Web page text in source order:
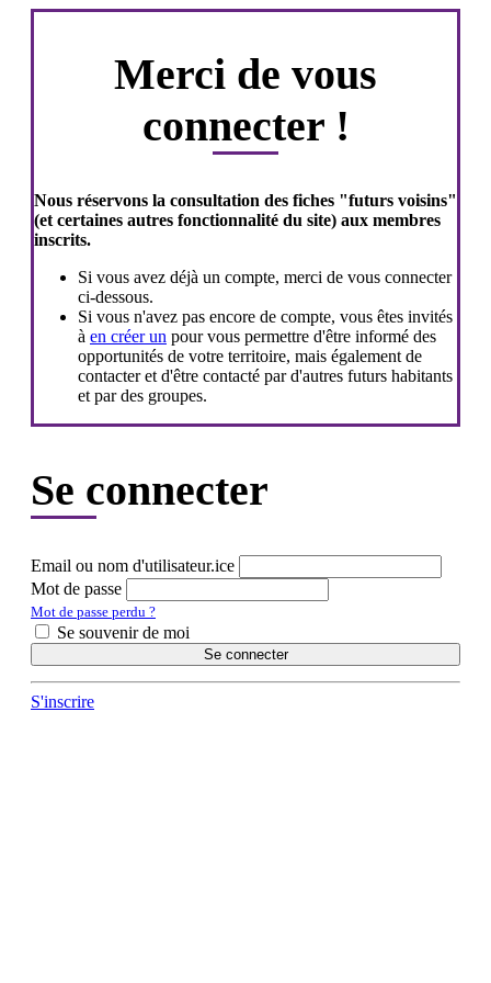
Merci de vous
connecter !
Nous réservons la consultation des fiches "futurs voisins"
(et certaines autres fonctionnalité du site) aux membres
inscrits.
Si vous avez déjà un compte, merci de vous connecter
ci-dessous.
Si vous n'avez pas encore de compte, vous êtes invités
à en créer un pour vous permettre d'être informé des
opportunités de votre territoire, mais également de
contacter et d'être contacté par d'autres futurs habitants
et par des groupes.
Se connecter
Email ou nom d'utilisateur.ice
Mot de passe
Mot de passe perdu ?
Se souvenir de moi
Se connecter
S'inscrire